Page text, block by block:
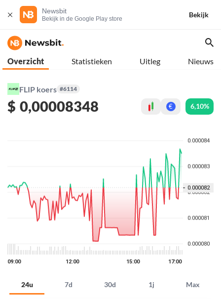
Newsbit
Bekijk in de Google Play store
Bekijk
Overzicht Statistieken Uitleg Nieuws
FLIP koers #6114
$ 0,00008348 € 6,10%
24u 7d 30d 1j Max